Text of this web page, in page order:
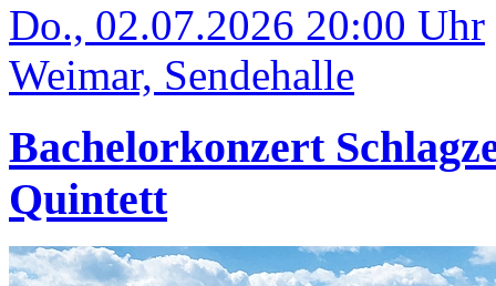
Do., 02.07.2026 20:00 Uhr
Weimar, Sendehalle
Bachelorkonzert
Quintett